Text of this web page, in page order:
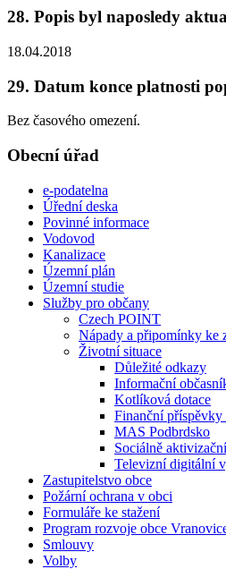
28. Popis byl naposledy
18.04.2018
29. Datum konce platnosti
Bez časového omezení.
Obecní úřad
e-podatelna
Úřední deska
Povinné informace
Vodovod
Kanalizace
Územní plán
Územní studie
Služby pro občany
Czech POINT
Nápady a připomínky ke
Životní situace
Důležité odkazy
Informační
Kotlíková dotace
Finanční příspěvky
MAS Podbrdsko
Sociálně
Televizní digitální
Zastupitelstvo obce
Požární ochrana v obci
Formuláře ke stažení
Program rozvoje obce
Smlouvy
Volby